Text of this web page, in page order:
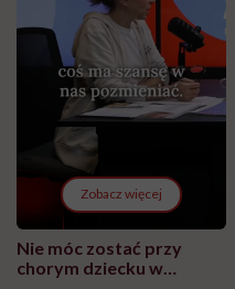
Zobacz więcej
Nie móc zostać przy
chorym dziecku w